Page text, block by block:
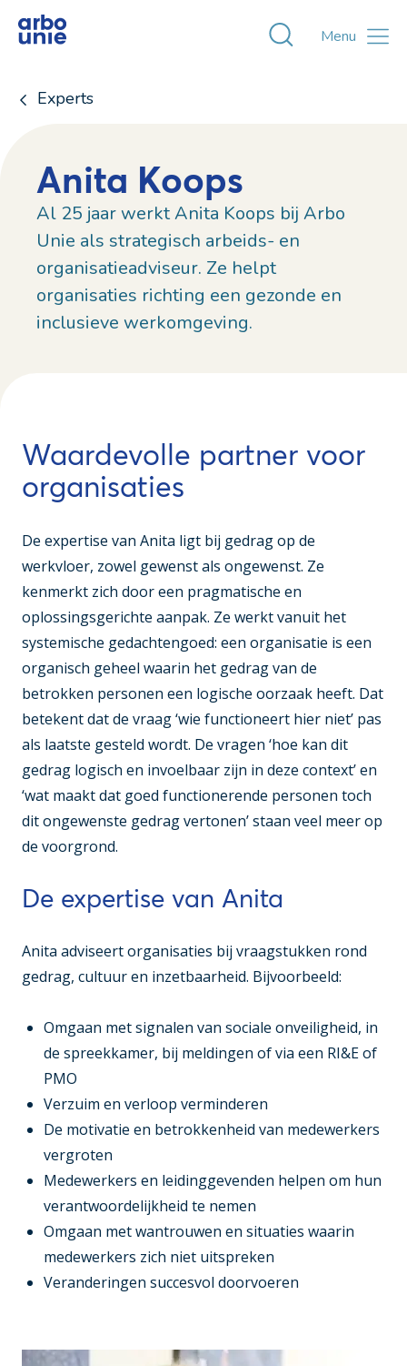
Toggle
Menu
Experts
Anita Koops
Al 25 jaar werkt Anita Koops bij Arbo
Unie als strategisch arbeids- en
organisatieadviseur. Ze helpt
organisaties richting een gezonde en
inclusieve werkomgeving.
Waardevolle partner voor
organisaties
De expertise van Anita ligt bij gedrag op de
werkvloer, zowel gewenst als ongewenst. Ze
kenmerkt zich door een pragmatische en
oplossingsgerichte aanpak. Ze werkt vanuit het
systemische gedachtengoed: een organisatie is een
organisch geheel waarin het gedrag van de
betrokken personen een logische oorzaak heeft. Dat
betekent dat de vraag ‘wie functioneert hier niet’ pas
als laatste gesteld wordt. De vragen ‘hoe kan dit
gedrag logisch en invoelbaar zijn in deze context’ en
‘wat maakt dat goed functionerende personen toch
dit ongewenste gedrag vertonen’ staan veel meer op
de voorgrond.
De expertise van Anita
Anita adviseert organisaties bij vraagstukken rond
gedrag, cultuur en inzetbaarheid. Bijvoorbeeld:
Omgaan met signalen van sociale onveiligheid, in
de spreekkamer, bij meldingen of via een RI&E of
PMO
Verzuim en verloop verminderen
De motivatie en betrokkenheid van medewerkers
vergroten
Medewerkers en leidinggevenden helpen om hun
verantwoordelijkheid te nemen
Omgaan met wantrouwen en situaties waarin
medewerkers zich niet uitspreken
Veranderingen succesvol doorvoeren